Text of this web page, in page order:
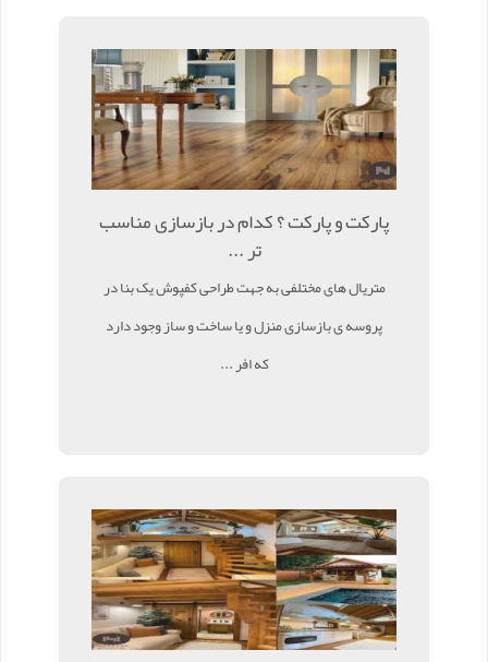
پارکت و پارکت ؟ کدام در بازسازی مناسب
تر ...
متریال های مختلفی به جهت طراحی کفپوش یک بنا در
پروسه ی بازسازی منزل و یا ساخت و ساز وجود دارد
که افر ...